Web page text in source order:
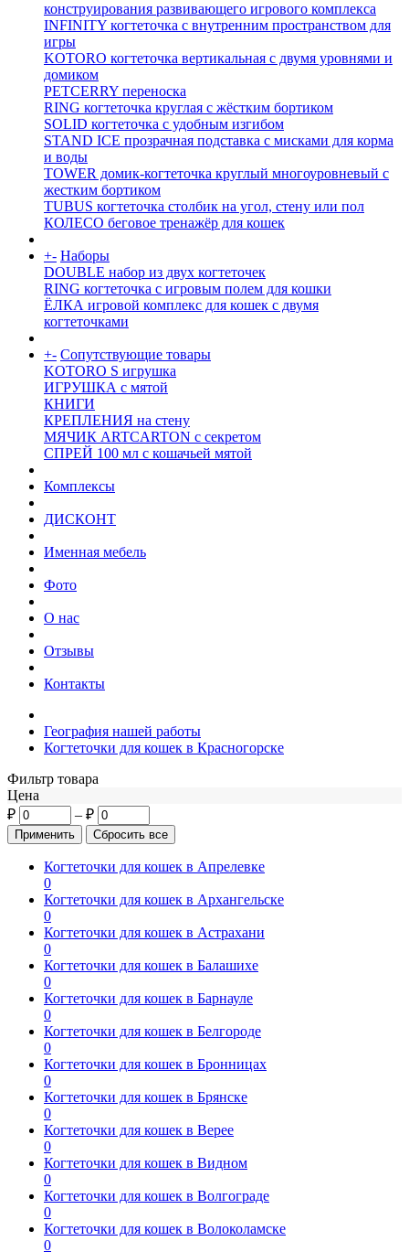
конструирования развивающего игрового комплекса
INFINITY когтеточка с внутренним пространством для
игры
KOTORO когтеточка вертикальная с двумя уровнями и
домиком
PETCERRY переноска
RING когтеточка круглая с жёстким бортиком
SOLID когтеточка с удобным изгибом
STAND ICE прозрачная подставка с мисками для корма
и воды
TOWER домик-когтеточка круглый многоуровневый с
жестким бортиком
TUBUS когтеточка столбик на угол, стену или пол
КОЛЕСО беговое тренажёр для кошек
+- Наборы
DOUBLE набор из двух когтеточек
RING когтеточка c игровым полем для кошки
ЁЛКА игровой комплекс для кошек с двумя
когтеточками
+- Сопутствующие товары
KOTORO S игрушка
ИГРУШКА с мятой
КНИГИ
КРЕПЛЕНИЯ на стену
МЯЧИК ARTCARTON с секретом
СПРЕЙ 100 мл с кошачьей мятой
Комплексы
ДИСКОНТ
Именная мебель
Фото
О нас
Отзывы
Контакты
География нашей работы
Когтеточки для кошек в Красногорске
Фильтр товара
Цена
₽
– ₽
Когтеточки для кошек в Апрелевке
0
Когтеточки для кошек в Архангельске
0
Когтеточки для кошек в Астрахани
0
Когтеточки для кошек в Балашихе
0
Когтеточки для кошек в Барнауле
0
Когтеточки для кошек в Белгороде
0
Когтеточки для кошек в Бронницах
0
Когтеточки для кошек в Брянске
0
Когтеточки для кошек в Верее
0
Когтеточки для кошек в Видном
0
Когтеточки для кошек в Волгограде
0
Когтеточки для кошек в Волоколамске
0